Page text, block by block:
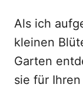
Als ich
kleinen
Garten
sie für